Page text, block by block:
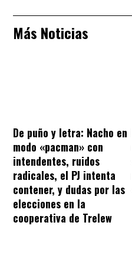
Más Noticias
De puño y letra: Nacho en
modo «pacman» con
intendentes, ruidos
radicales, el PJ intenta
contener, y dudas por las
elecciones en la
cooperativa de Trelew